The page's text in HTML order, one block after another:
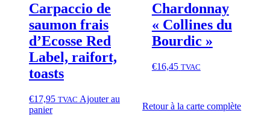
Carpaccio de
saumon frais
d’Ecosse Red
Label, raifort,
toasts
€17,95 TVAC Ajouter au
panier
Chardonnay
« Collines du
Bourdic »
€16,45 TVAC
Retour à la carte complète